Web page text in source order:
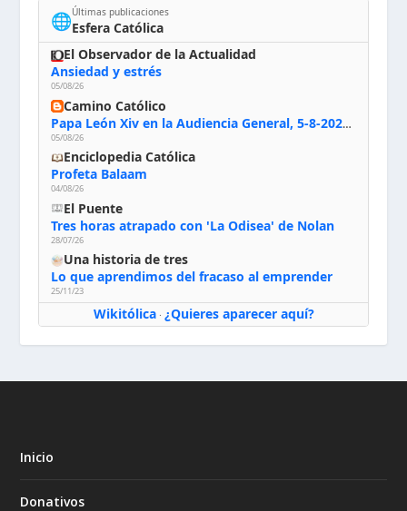
🌐Últimas publicaciones
Esfera Católica
El Observador de la Actualidad
Ansiedad y estrés
05/08/26
Camino Católico
Papa León Xiv en la Audiencia General, 5-8-2026: «Dios en el primer puesto; la oración, nuestra primera obligación; la liturgia, la primera fuente de la vida divina que se nos comunica, la primera escuela de nuestra vida espiritual»
05/08/26
Enciclopedia Católica
Profeta Balaam
04/08/26
El Puente
Tres horas atrapado con 'La Odisea' de Nolan
28/07/26
Una historia de tres
Lo que aprendimos del fracaso al emprender
25/11/23
Wikitólica· ¿Quieres aparecer aquí?
Inicio
Donativos